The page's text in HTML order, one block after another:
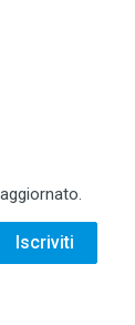
Iscriviti